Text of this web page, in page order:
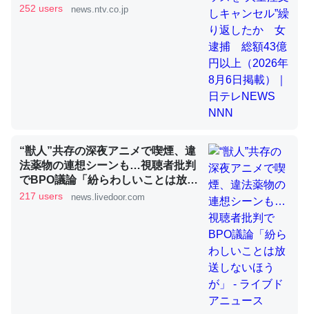
昆虫ってカルシウム少ないのか。知らんかった。調べたら
コオロギのカルシウム分はエビの600分の1程度。
論文では「淡水はカルシウムも酸素も不足してて両方に不
利だから両方が拮抗してるのでは」とあって面白い。海に
いる鋏角類（カブトガニ・ウミグモ）はカルシウムを使わ
ずキチンを強化してる筈だが、酵素が違うのか？
─ニュース :: 【研究発表】昆虫学の大問題＝「昆虫はなぜ海にいな
（2026年8月6日掲載）｜日テレ
252 users news.ntv.co.jp
“獣人”共存の深夜アニメで喫煙、違
法薬物の連想シーンも…視聴者批判
でBPO議論「紛らわしいことは放送
しないほうが」 - ライブドアニュー
217 users news.livedoor.com